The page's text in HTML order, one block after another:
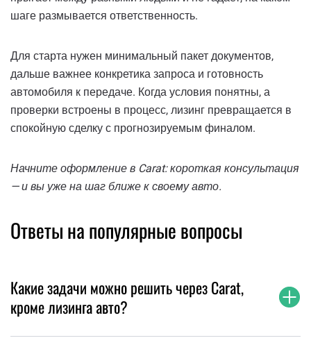
шаге размывается ответственность.
Для старта нужен минимальный пакет документов,
дальше важнее конкретика запроса и готовность
автомобиля к передаче. Когда условия понятны, а
проверки встроены в процесс, лизинг превращается в
спокойную сделку с прогнозируемым финалом.
Начните оформление в Carat: короткая консультация
— и вы уже на шаг ближе к своему авто.
Ответы на популярные вопросы
Какие задачи можно решить через Carat,
кроме лизинга авто?